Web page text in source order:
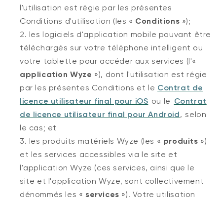
l'utilisation est régie par les présentes
Conditions d'utilisation (les « Conditions »);
les logiciels d'application mobile pouvant être
téléchargés sur votre téléphone intelligent ou
votre tablette pour accéder aux services (l'«
application Wyze »), dont l'utilisation est régie
par les présentes Conditions et le Contrat de
licence utilisateur final pour iOS ou le Contrat
de licence utilisateur final pour Android, selon
le cas; et
les produits matériels Wyze (les « produits »)
et les services accessibles via le site et
l'application Wyze (ces services, ainsi que le
site et l'application Wyze, sont collectivement
dénommés les « services »). Votre utilisation